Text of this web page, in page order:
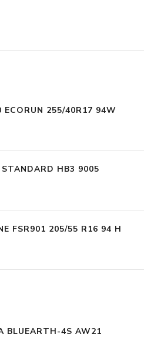
ECORUN 255/40R17 94W
HB3 9005
FSR901 205/55 R16 94 H
BLUEARTH-4S AW21